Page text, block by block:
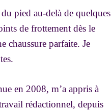
pied au-delà de quelques
de frottement dès le
chaussure parfaite. Je
en 2008, m’a appris à
rédactionnel, depuis